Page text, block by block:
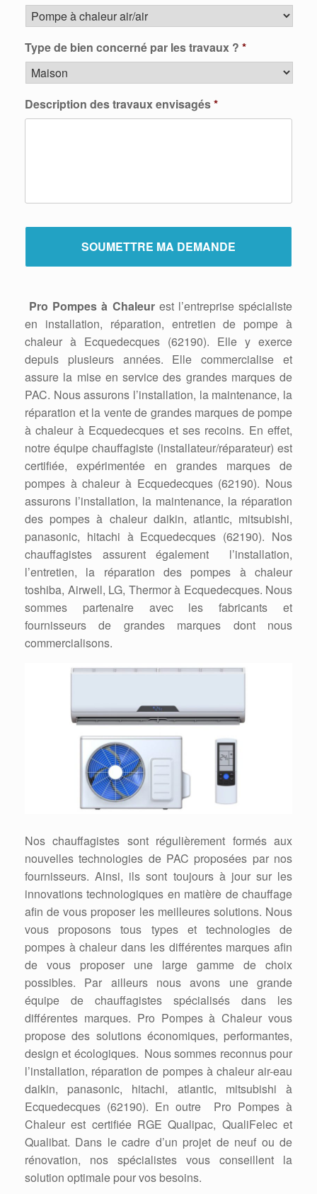
Type de bien concerné par les travaux ? *
Description des travaux envisagés*
Pro Pompes à Chaleurest l’entreprise spécialiste
en installation, réparation, entretien de pompe à
chaleur à Ecquedecques (62190). Elle y exerce
depuis plusieurs années. Elle commercialise et
assure la mise en service des grandes marques de
PAC. Nous assurons l’installation, la maintenance, la
réparation et la vente de grandes marques de pompe
à chaleur à Ecquedecques et ses recoins. En effet,
notre équipe chauffagiste (installateur/réparateur) est
certifiée, expérimentée en grandes marques de
pompes à chaleur à Ecquedecques (62190). Nous
assurons l’installation, la maintenance, la réparation
des pompes à chaleur daikin, atlantic, mitsubishi,
panasonic, hitachi à Ecquedecques (62190). Nos
chauffagistes assurent également l’installation,
l’entretien, la réparation des pompes à chaleur
toshiba, Airwell, LG, Thermor à Ecquedecques. Nous
sommes partenaire avec les fabricants et
fournisseurs de grandes marques dont nous
commercialisons.
Nos chauffagistes sont régulièrement formés aux
nouvelles technologies de PAC proposées par nos
fournisseurs. Ainsi, ils sont toujours à jour sur les
innovations technologiques en matière de chauffage
afin de vous proposer les meilleures solutions. Nous
vous proposons tous types et technologies de
pompes à chaleur dans les différentes marques afin
de vous proposer une large gamme de choix
possibles. Par ailleurs nous avons une grande
équipe de chauffagistes spécialisés dans les
différentes marques. Pro Pompes à Chaleur vous
propose des solutions économiques, performantes,
design et écologiques. Nous sommes reconnus pour
l’installation, réparation de pompes à chaleur air-eau
daikin, panasonic, hitachi, atlantic, mitsubishi à
Ecquedecques (62190). En outre Pro Pompes à
Chaleur est certifiée RGE Qualipac, QualiFelec et
Qualibat. Dans le cadre d’un projet de neuf ou de
rénovation, nos spécialistes vous conseillent la
solution optimale pour vos besoins.